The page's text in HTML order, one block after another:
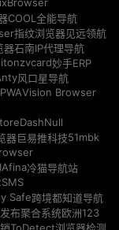
ixBrowser
COOL全能导航
指纹浏览器见远领航
器石南IP代理导航
zvcard妙手ERP
风口星导航
Vision Browser
DashNull
器巨易推科技51mbk
Afina冷猫导航站
Safe跨境都知道导航
布聚合系统欧洲123